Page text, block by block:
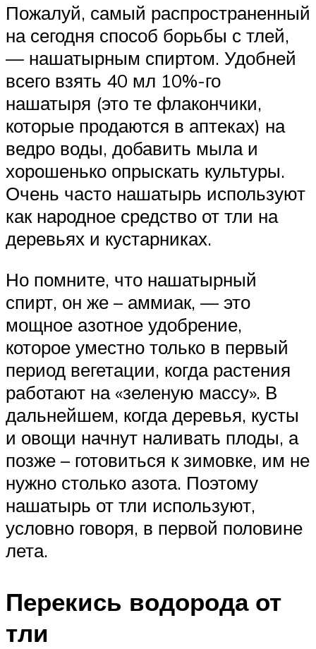
Пожалуй, самый распространенный
на сегодня способ борьбы с тлей,
— нашатырным спиртом. Удобней
всего взять 40 мл 10%-го
нашатыря (это те флакончики,
которые продаются в аптеках) на
ведро воды, добавить мыла и
хорошенько опрыскать культуры.
Очень часто нашатырь используют
как народное средство от тли на
деревьях и кустарниках.
Но помните, что нашатырный
спирт, он же – аммиак, — это
мощное азотное удобрение,
которое уместно только в первый
период вегетации, когда растения
работают на «зеленую массу». В
дальнейшем, когда деревья, кусты
и овощи начнут наливать плоды, а
позже – готовиться к зимовке, им не
нужно столько азота. Поэтому
нашатырь от тли используют,
условно говоря, в первой половине
лета.
Перекись водорода от
тли